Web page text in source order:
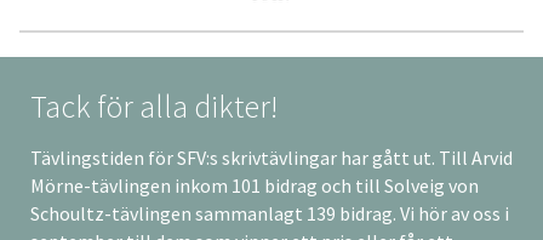
Tack för alla dikter!
Tävlingstiden för SFV:s skrivtävlingar har gått ut. Till Arvid
Mörne-tävlingen inkom 101 bidrag och till Solveig von
Schoultz-tävlingen sammanlagt 139 bidrag. Vi hör av oss i